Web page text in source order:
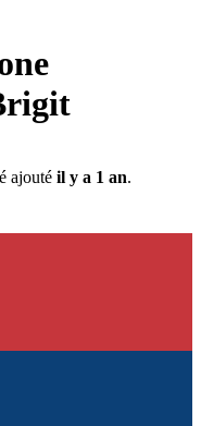
ajouté il y a 1 an.